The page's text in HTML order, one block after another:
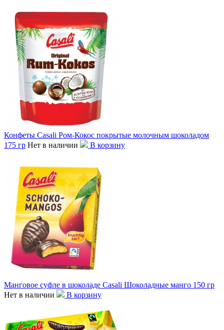
Конфеты Casali Ром-Кокос покрытые молочным шоколадом
175 гр Нет в наличии В корзину
Манговое суфле в шоколаде Casali Шоколадные манго 150 гр
Нет в наличии
В корзину